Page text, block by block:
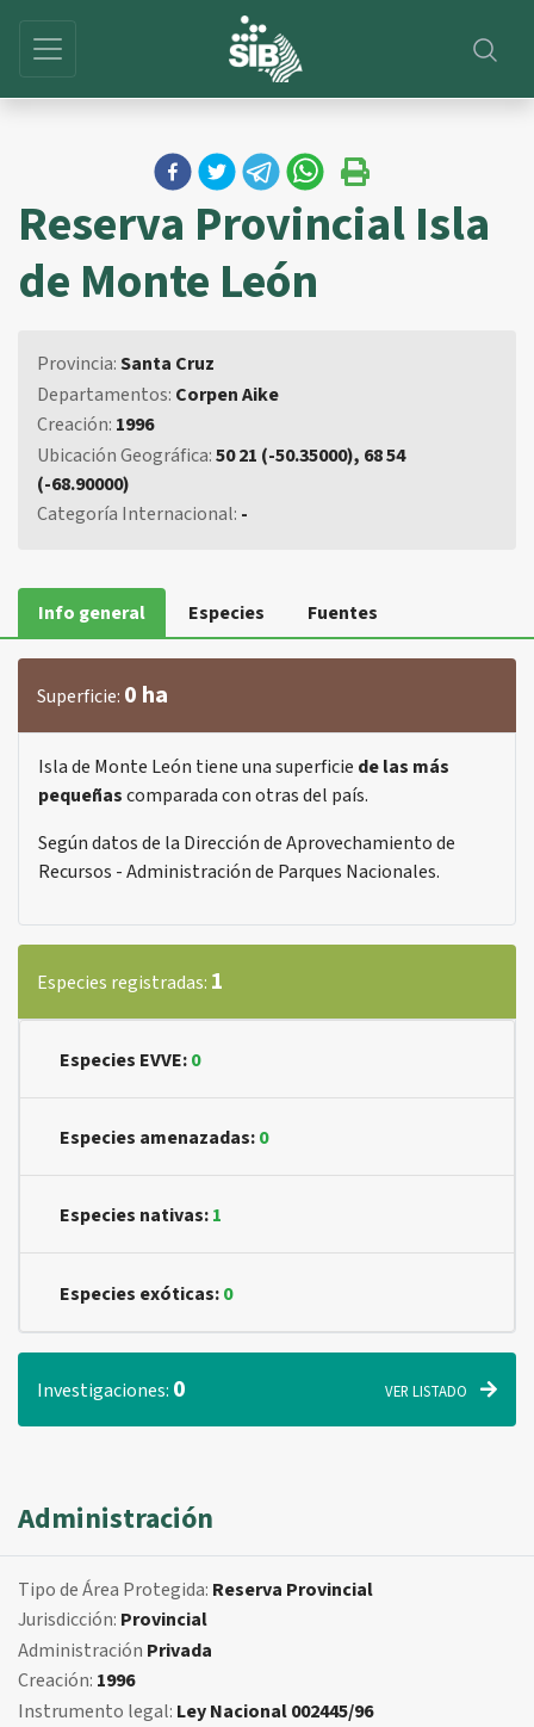
Reserva Provincial Isla
de Monte León
Provincia:Santa Cruz
Departamentos: Corpen Aike
Creación: 1996
Ubicación Geográfica:50 21 (-50.35000), 68 54
(-68.90000)
Categoría Internacional: -
Info general Especies Fuentes
Superficie: 0 ha
Isla de Monte León tiene una superficie de las más
pequeñascomparada con otras del país.
Según datos de la Dirección de Aprovechamiento de
Recursos - Administración de Parques Nacionales.
Especies registradas: 1
Especies EVVE:0
Especies amenazadas:0
Especies nativas:1
Especies exóticas:0
Investigaciones: 0 VER LISTADO
Administración
Tipo de Área Protegida: Reserva Provincial
Jurisdicción: Provincial
Administración Privada
Creación: 1996
Instrumento legal: Ley Nacional 002445/96